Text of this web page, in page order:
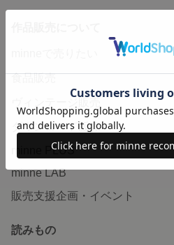
食品販売
ダウンロード販売
minne PLUS
minne LAB
販売支援企画・イベント
読みもの